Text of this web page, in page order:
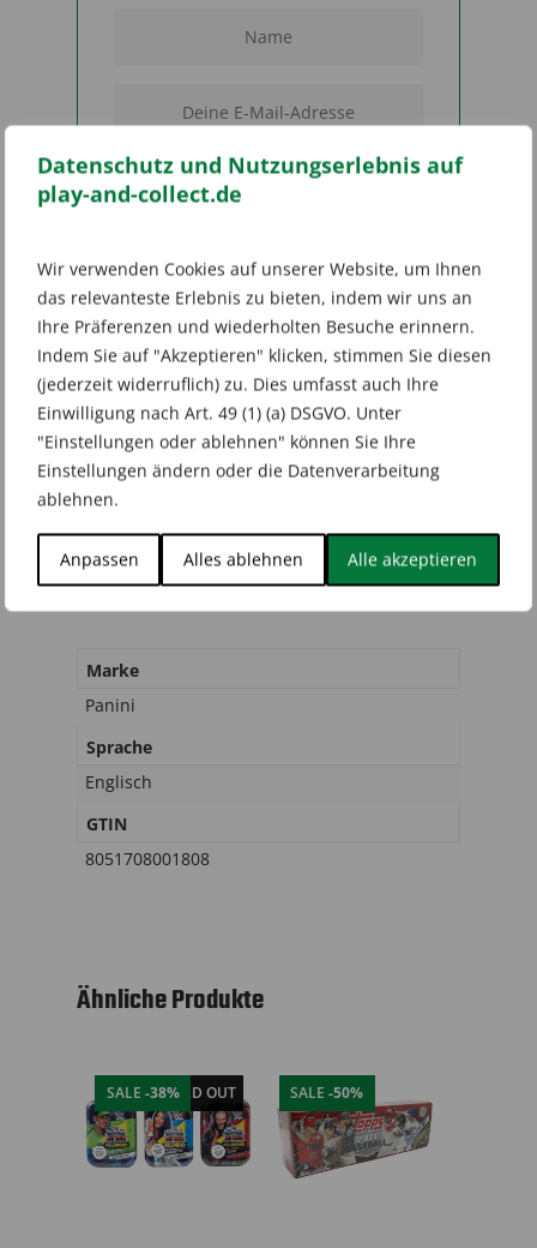
Datenschutz und Nutzungserlebnis auf
play-and-collect.de
Wir verwenden Cookies auf unserer Website, um Ihnen
das relevanteste Erlebnis zu bieten, indem wir uns an
Ihre Präferenzen und wiederholten Besuche erinnern.
Indem Sie auf "Akzeptieren" klicken, stimmen Sie diesen
(jederzeit widerruflich) zu. Dies umfasst auch Ihre
Einwilligung nach Art. 49 (1) (a) DSGVO. Unter
"Einstellungen oder ablehnen" können Sie Ihre
Einstellungen ändern oder die Datenverarbeitung
ablehnen.
Anpassen Alles ablehnen Alle akzeptieren
SENDEN
Add to wishlist
Kategorien:Sportscards,Fussball
Schlagwort:Panini FIFA Frauen WM 2023
Trading Cards XL Adrenalyn Starterset
Rezensionen (0)
Marke
Panini
Sprache
Englisch
GTIN
8051708001808
Ähnliche Produkte
SOLD OUT
SALE -38% SALE-50%